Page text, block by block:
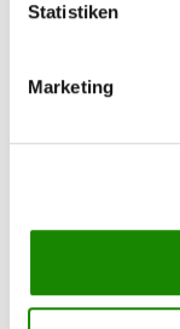
Statistiken
Marketing